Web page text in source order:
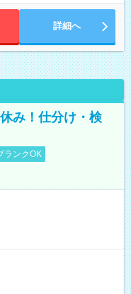
詳細へ
み！仕分け・検
ランクOK